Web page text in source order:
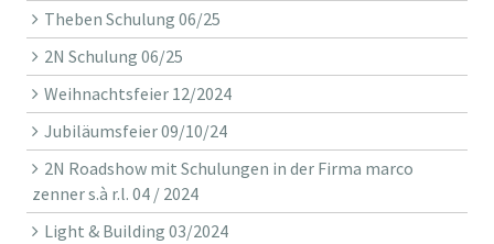
Theben Schulung 06/25
2N Schulung 06/25
Weihnachtsfeier 12/2024
Jubiläumsfeier 09/10/24
2N Roadshow mit Schulungen in der Firma marco
zenner s.à r.l. 04 / 2024
Light & Building 03/2024